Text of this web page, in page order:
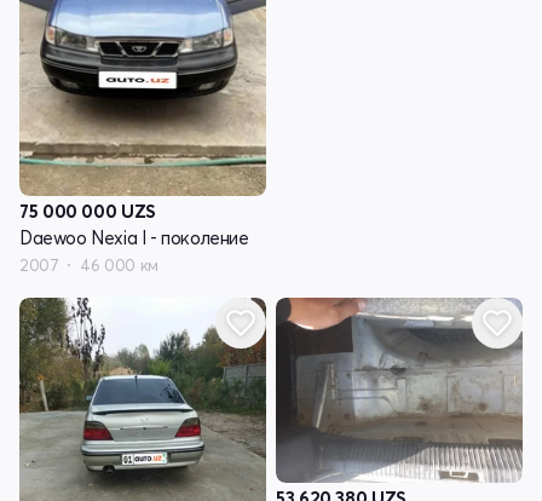
75 000 000 UZS
Daewoo Nexia I - поколение
2007 46 000 км